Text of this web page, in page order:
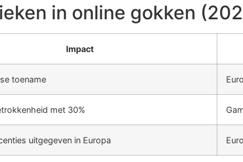
in online gokken
Impact
toename
met 30%
uitgegeven in Europa